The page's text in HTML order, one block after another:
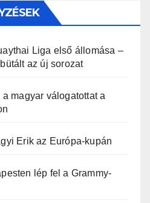
Liga első állomása –
az új sorozat
magyar válogatottat a
Erik az Európa-kupán
lép fel a Grammy-